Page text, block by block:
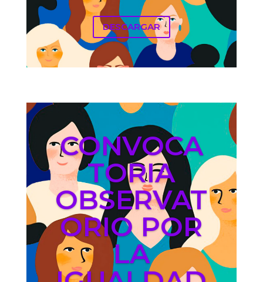
DESCARGAR
CONVOCA
TORIA
OBSERVAT
ORIO POR
LA